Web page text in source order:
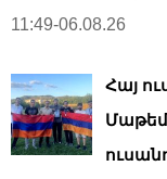
11:49-06.08.26
Հայ